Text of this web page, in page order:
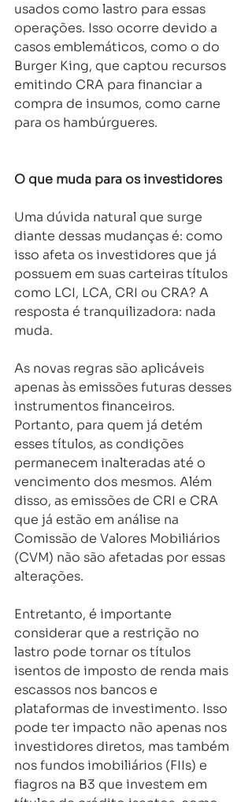
usados como lastro para essas
operações. Isso ocorre devido a
casos emblemáticos, como o do
Burger King, que captou recursos
emitindo CRA para financiar a
compra de insumos, como carne
para os hambúrgueres.
O que muda para os investidores
Uma dúvida natural que surge
diante dessas mudanças é: como
isso afeta os investidores que já
possuem em suas carteiras títulos
como LCI, LCA, CRI ou CRA? A
resposta é tranquilizadora: nada
muda.
As novas regras são aplicáveis
apenas às emissões futuras desses
instrumentos financeiros.
Portanto, para quem já detém
esses títulos, as condições
permanecem inalteradas até o
vencimento dos mesmos. Além
disso, as emissões de CRI e CRA
que já estão em análise na
Comissão de Valores Mobiliários
(CVM) não são afetadas por essas
alterações.
Entretanto, é importante
considerar que a restrição no
lastro pode tornar os títulos
isentos de imposto de renda mais
escassos nos bancos e
plataformas de investimento. Isso
pode ter impacto não apenas nos
investidores diretos, mas também
nos fundos imobiliários (FIIs) e
fiagros na B3 que investem em